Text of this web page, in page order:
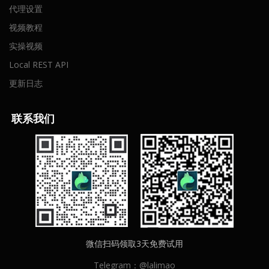
代理设置
视频教程
实操视频
Local REST API
更新日志
联系我们
微信扫码领取3天免费试用
Telegram：@lalimao